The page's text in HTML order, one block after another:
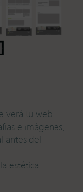
verá tu web
e imágenes.
antes del
estética